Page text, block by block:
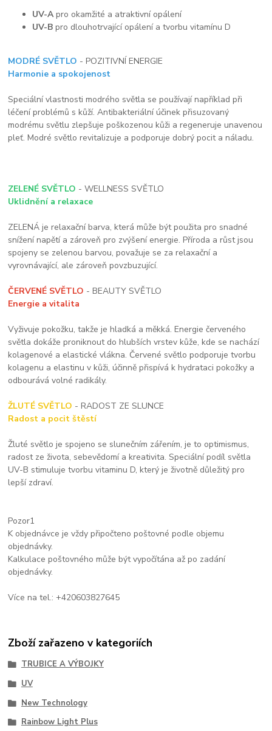
UV-Apro okamžité a atraktivní opálení
UV-B pro dlouhotrvající opálení a tvorbu vitamínu D
MODRÉ SVĚTLO - POZITIVNÍ ENERGIE
Harmonie a spokojenost
Speciální vlastnosti modrého světla se používají například při
léčení problémů s kůží. Antibakteriální účinek přisuzovaný
modrému světlu zlepšuje poškozenou kůži a regeneruje unavenou
pleť. Modré světlo revitalizuje a podporuje dobrý pocit a náladu.
ZELENÉ SVĚTLO - WELLNESS SVĚTLO
Uklidnění a relaxace
ZELENÁ je relaxační barva, která může být použita pro snadné
snížení napětí a zároveň pro zvýšení energie. Příroda a růst jsou
spojeny se zelenou barvou, považuje se za relaxační a
vyrovnávající, ale zároveň povzbuzující.
ČERVENÉ SVĚTLO - BEAUTY SVĚTLO
Energie a vitalita
Vyživuje pokožku, takže je hladká a měkká. Energie červeného
světla dokáže proniknout do hlubších vrstev kůže, kde se nachází
kolagenové a elastické vlákna. Červené světlo podporuje tvorbu
kolagenu a elastinu v kůži, účinně přispívá k hydrataci pokožky a
odbourává volné radikály.
ŽLUTÉ SVĚTLO - RADOST ZE SLUNCE
Radost a pocit štěstí
Žluté světlo je spojeno se slunečním zářením, je to optimismus,
radost ze života, sebevědomí a kreativita. Speciální podíl světla
UV-B stimuluje tvorbu vitaminu D, který je životně důležitý pro
lepší zdraví.
Pozor1
K objednávce je vždy připočteno poštovné podle objemu
objednávky.
Kalkulace poštovného může být vypočítána až po zadání
objednávky.
Více na tel.: +420603827645
Zboží zařazeno v kategoriích
TRUBICE A VÝBOJKY
UV
New Technology
Rainbow Light Plus